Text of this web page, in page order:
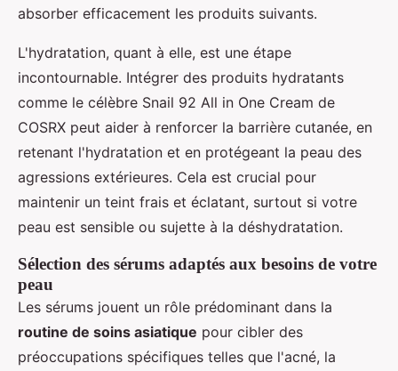
absorber efficacement les produits suivants.
L'hydratation, quant à elle, est une étape
incontournable. Intégrer des produits hydratants
comme le célèbre Snail 92 All in One Cream de
COSRX peut aider à renforcer la barrière cutanée, en
retenant l'hydratation et en protégeant la peau des
agressions extérieures. Cela est crucial pour
maintenir un teint frais et éclatant, surtout si votre
peau est sensible ou sujette à la déshydratation.
Sélection des sérums adaptés aux besoins de votre
peau
Les sérums jouent un rôle prédominant dans la
routine de soins asiatique pour cibler des
préoccupations spécifiques telles que l'acné, la